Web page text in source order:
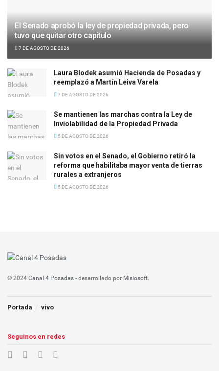
El Senado aprobó la ley de propiedad privada, pero
tuvo que quitar otro capítulo
7 DE AGOSTO DE 2026
Laura Blodek asumió Hacienda de Posadas y
reemplazó a Martín Leiva Varela
7 DE AGOSTO DE 2026
Se mantienen las marchas contra la Ley de
Inviolabilidad de la Propiedad Privada
5 DE AGOSTO DE 2026
Sin votos en el Senado, el Gobierno retiró la
reforma que habilitaba mayor venta de tierras
rurales a extranjeros
5 DE AGOSTO DE 2026
© 2024 Canal 4 Posadas - desarrollado por Misiosoft.
Portada vivo
Seguinos en redes